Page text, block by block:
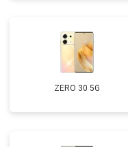
ZERO 30 5G